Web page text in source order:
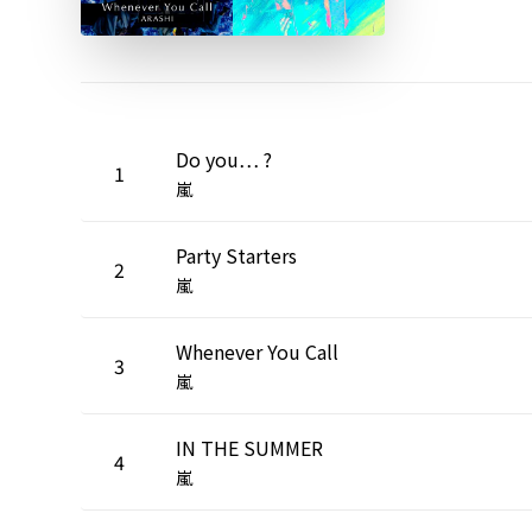
1 Do you… ?
嵐
2 Party Starters
嵐
3 Whenever You Call
嵐
4 IN THE SUMMER
嵐